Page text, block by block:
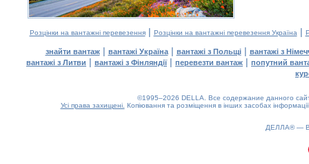
Розцінки на вантажні перевезення| Розцінки на вантажні перевезення Україна |
знайти вантаж| вантажі Україна| вантажі з Польщі| вантажі з
вантажі з Литви | вантажі з Фінляндії| перевезти вантаж | попутний
©1995–2026 DELLA. Все содержание данного
Усі права захищені. Копіювання та розміщення в інших засобах
ДЕЛЛА® —